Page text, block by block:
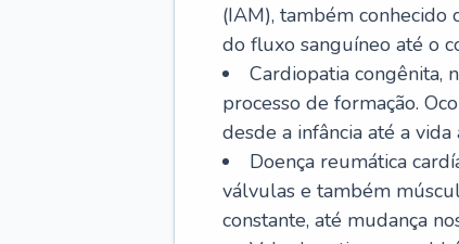
(IAM), também conhecido
do fluxo sanguíneo até o
Cardiopatia congênita,
processo de formação.
desde a infância até a vida
Doença reumática
válvulas e também
constante, até mudança